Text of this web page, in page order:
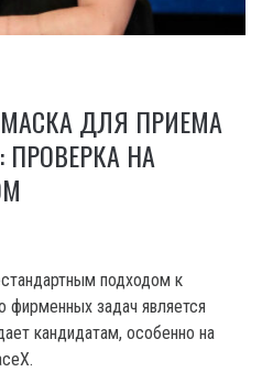
ДЛЯ ПРИЕМА
ПРОВЕРКА НА
подходом к
фирменных задач является
кандидатам, особенно на